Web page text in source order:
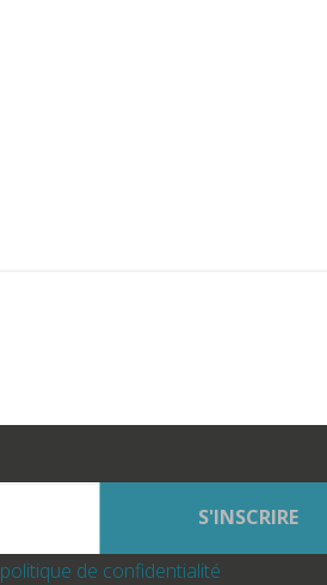
S'INSCRIRE
politique de confidentialité